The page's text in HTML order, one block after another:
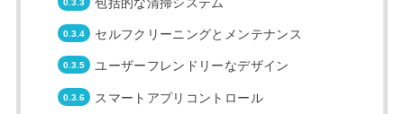
セルフクリーニングとメンテナンス
ユーザーフレンドリーなデザイン
スマートアプリコントロール